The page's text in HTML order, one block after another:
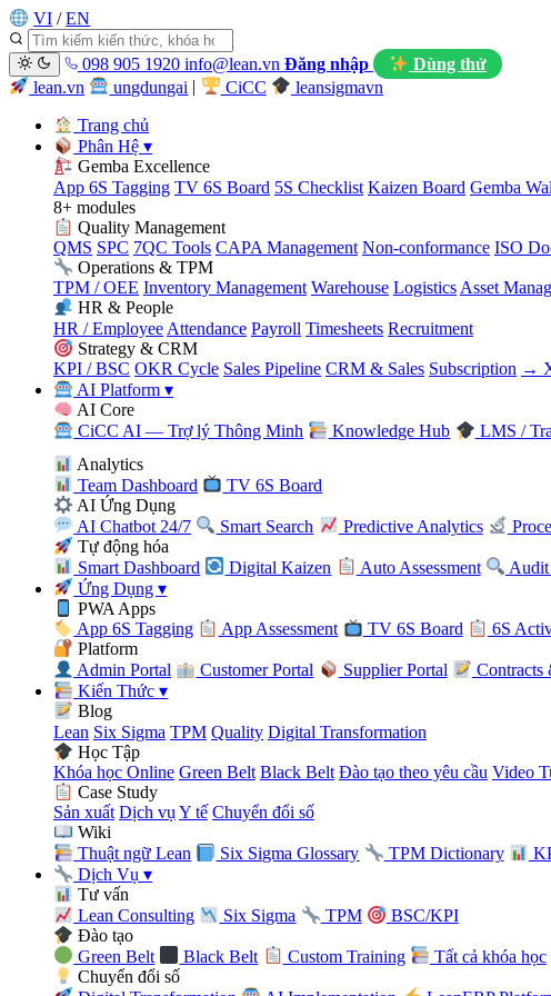
VI / EN
098 905 1920 info@lean.vn Đăng nhập
Dùng thử
lean.vn
ungdungai CiCC leansigmavn
Trang chủ
Phân Hệ▾
Gemba Excellence
App 6S Tagging TV 6S Board 5S Checklist Kaizen Board Gemba
8+ modules
Quality Management
QMS SPC 7QC Tools CAPA Management Non-conformance ISO
Operations & TPM
TPM / OEE Inventory Management Warehouse LogisticsAsset
HR & People
HR / Employee Attendance Payroll Timesheets Recruitment
Strategy & CRM
KPI / BSC OKR Cycle Sales Pipeline CRM & Sales Subscription →
AI Platform▾
AI Core
CiCC AI — Trợ lý Thông Minh
Knowledge Hub LMS /
Analytics
Team Dashboard
TV 6S Board
AI Ứng Dụng
AI Chatbot 24/7
Smart Search Predictive Analytics
Tự động hóa
Smart Dashboard
Digital Kaizen Auto Assessment Audit
Ứng Dụng▾
PWA Apps
App 6S Tagging
App Assessment TV 6S Board
6S
Platform
Admin Portal
Customer Portal Supplier Portal
Contracts
Kiến Thức▾
Blog
Lean Six Sigma TPM Quality Digital Transformation
Học Tập
Khóa học Online Green Belt Black Belt Đào tạo theo yêu cầu Video
Case Study
Sản xuất Dịch vụ Y tế Chuyển đổi số
Wiki
Thuật ngữ Lean
Six Sigma Glossary TPM Dictionary
Dịch Vụ▾
Tư vấn
Lean Consulting
Six Sigma TPM
BSC/KPI
Đào tạo
Green Belt
Black Belt Custom Training
Tất cả khóa học
Chuyển đổi số